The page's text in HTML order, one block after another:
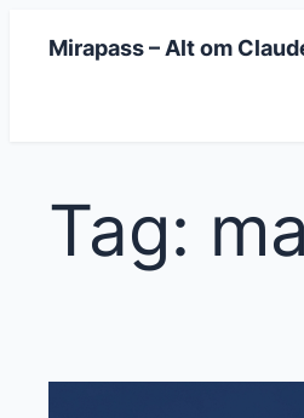
Mirapass – Alt om
Tag: